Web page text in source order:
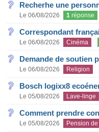
Recherhe une
Le 06/08/2026 1 réponse
Correspondant
Le 06/08/2026 Cinéma
Demande de soutien
Le 06/08/2026 Religion
Bosch logixx8
Le 05/08/2026 Lave-linge
Comment prendre
Le 05/08/2026 Pension